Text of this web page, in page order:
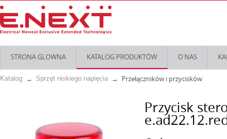
STRONA GLOWNA KATALOG PRODUKTÓW O NAS
Katalog Sprzęt niskiego napięcia Przełączników i przycisków
Przycisk